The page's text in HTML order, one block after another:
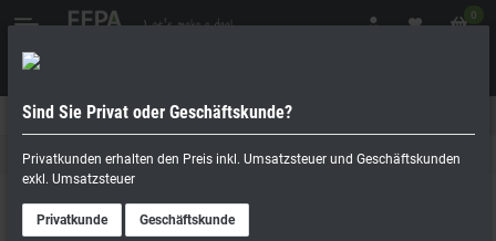
0
Geschäftskunde
Spülmöbel
Sind Sie Privat oder Geschäftskunde?
Privatkunden erhalten den Preis inkl. Umsatzsteuer und Geschäftskunden
exkl. Umsatzsteuer
Privatkunde Geschäftskunde